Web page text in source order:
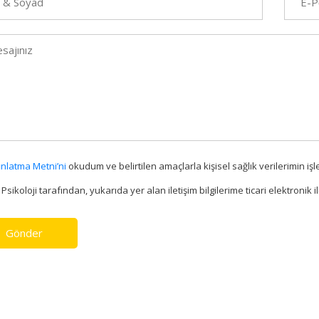
Metni’ni okudum ve belirtilen amaçlarla kişisel sağlık verilerimin
Psikoloji tarafından, yukarıda yer alan iletişim bilgilerime ticari
Gönder